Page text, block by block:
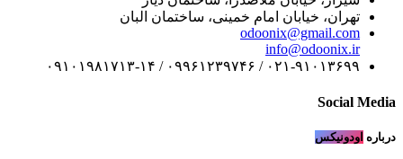
تهران، خیابان امام خمینی، ساختمان البان
odoonix@gmail.com
info@odoonix.ir
۰۲۱-۹۱۰۱۳۶۹۹ / ۰۹۹۶۱۲۳۹۷۴۶ / ۰۹۱۰۱۹۸۱۷۱۳-۱۴
Social Media
درباره اودونیکس